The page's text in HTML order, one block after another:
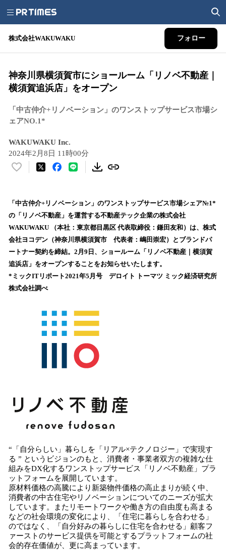
株式会社WAKUWAKU フォロー
神奈川県横須賀市にショールーム「リノベ不動産｜
横須賀追浜店」をオープン
「中古仲介+リノベーション」のワンストップサービス市場シ
ェアNO.1*
WAKUWAKU Inc.
2024年2月8日 11時00分
い
！
数
を
読
込
み
中
で
「中古仲介+リノベーション」のワンストップサービス市場シェア№1*
の「リノベ不動産」を運営する不動産テック企業の株式会社
WAKUWAKU （本社：東京都目黒区 代表取締役：鎌田友和）は、株式
会社ヨコデン（神奈川県横須賀市 代表者：嶋田崇宏）とブランドパ
ートナー契約を締結。2月9日、ショールーム「リノベ不動産｜横須賀
追浜店」をオープンすることをお知らせいたします。
*ミックITリポート2021年5月号 デロイト トーマツ ミック経済研究所
株式会社調べ
“「自分らしい」暮らしを「リアル×テクノロジー」で実現す
る ” というビジョンのもと、消費者・事業者双方の複雑な仕
組みをDX化するワンストップサービス「リノベ不動産」プラ
ットフォームを展開しています。
原材料価格の高騰により新築物件価格の高止まりが続く中、
消費者の中古住宅やリノベーションについてのニーズが拡大
しています。またリモートワークや働き方の自由度も高まる
などの社会環境の変化により、「住宅に暮らしを合わせる」
のではなく、「自分好みの暮らしに住宅を合わせる」顧客フ
ァーストのサービス提供を可能とするプラットフォームの社
会的存在価値が、更に高まっています。